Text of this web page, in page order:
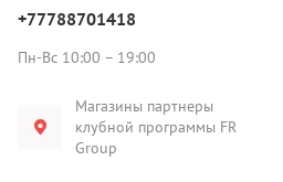
+77788701418
Пн-Вс 10:00 – 19:00
Магазины партнеры
клубной программы FR
Group